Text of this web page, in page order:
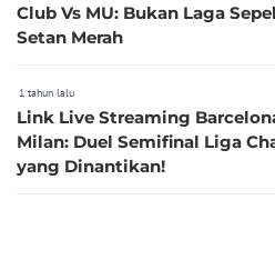
Club Vs MU: Bukan Laga
Setan Merah
1 tahun lalu
Link Live Streaming
Milan: Duel Semifinal Liga
yang Dinantikan!